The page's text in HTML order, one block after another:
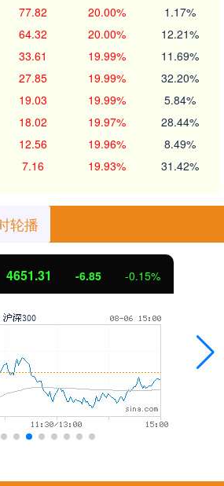
77.82 20.00% 1.17%
64.32 20.00% 12.21%
33.61 19.99% 11.69%
27.85 19.99% 32.20%
19.03 19.99% 5.84%
18.02 19.97% 28.44%
12.56 19.96% 8.49%
7.16 19.93% 31.42%
轮播
4651.31 -6.85 -0.15%